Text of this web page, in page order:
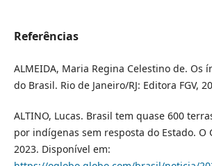
Referências
ALMEIDA, Maria Regina Celestino de. Os
do Brasil. Rio de Janeiro/RJ: Editora FGV,
ALTINO, Lucas. Brasil tem quase 600
por indígenas sem resposta do Estado. O
2023. Disponível em: